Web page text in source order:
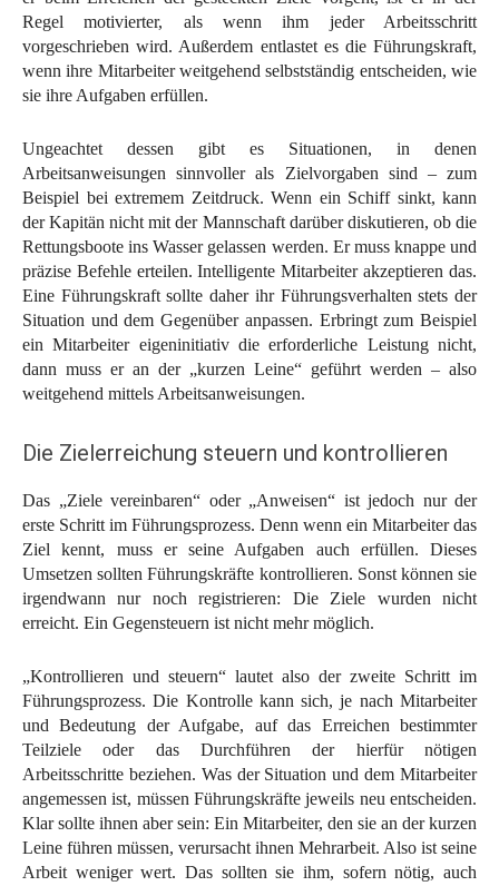
Regel motivierter, als wenn ihm jeder Arbeitsschritt
vorgeschrieben wird. Außerdem entlastet es die Führungskraft,
wenn ihre Mitarbeiter weitgehend selbstständig entscheiden, wie
sie ihre Aufgaben erfüllen.
Ungeachtet dessen gibt es Situationen, in denen
Arbeitsanweisungen sinnvoller als Zielvorgaben sind – zum
Beispiel bei extremem Zeitdruck. Wenn ein Schiff sinkt, kann
der Kapitän nicht mit der Mannschaft darüber diskutieren, ob die
Rettungsboote ins Wasser gelassen werden. Er muss knappe und
präzise Befehle erteilen. Intelligente Mitarbeiter akzeptieren das.
Eine Führungskraft sollte daher ihr Führungsverhalten stets der
Situation und dem Gegenüber anpassen. Erbringt zum Beispiel
ein Mitarbeiter eigeninitiativ die erforderliche Leistung nicht,
dann muss er an der „kurzen Leine“ geführt werden – also
weitgehend mittels Arbeitsanweisungen.
Die Zielerreichung steuern und kontrollieren
Das „Ziele vereinbaren“ oder „Anweisen“ ist jedoch nur der
erste Schritt im Führungsprozess. Denn wenn ein Mitarbeiter das
Ziel kennt, muss er seine Aufgaben auch erfüllen. Dieses
Umsetzen sollten Führungskräfte kontrollieren. Sonst können sie
irgendwann nur noch registrieren: Die Ziele wurden nicht
erreicht. Ein Gegensteuern ist nicht mehr möglich.
„Kontrollieren und steuern“ lautet also der zweite Schritt im
Führungsprozess. Die Kontrolle kann sich, je nach Mitarbeiter
und Bedeutung der Aufgabe, auf das Erreichen bestimmter
Teilziele oder das Durchführen der hierfür nötigen
Arbeitsschritte beziehen. Was der Situation und dem Mitarbeiter
angemessen ist, müssen Führungskräfte jeweils neu entscheiden.
Klar sollte ihnen aber sein: Ein Mitarbeiter, den sie an der kurzen
Leine führen müssen, verursacht ihnen Mehrarbeit. Also ist seine
Arbeit weniger wert. Das sollten sie ihm, sofern nötig, auch